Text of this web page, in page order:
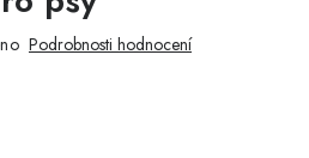
Podrobnosti hodnocení